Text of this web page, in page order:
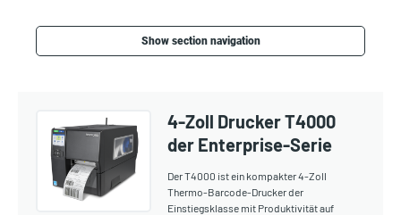
Show section navigation
4-Zoll Drucker T4000
der Enterprise-Serie
Der T4000 ist ein kompakter 4-Zoll
Thermo-Barcode-Drucker der
Einstiegsklasse mit Produktivität auf